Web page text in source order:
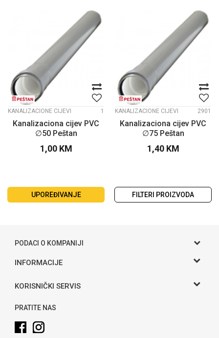
KANALIZACIONE CIJEVI 1
Kanalizaciona cijev PVC
∅50 Peštan
1,00 KM
KANALIZACIONE CIJEVI 2901
Kanalizaciona cijev PVC
∅75 Peštan
1,40 KM
UPOREĐIVANJE FILTERI PROIZVODA
PODACI O KOMPANIJI
Gama S doo
Adresa
Telefon:
Email:
INFORMACIJE
O nama
KORISNIČKI SERVIS
Uslovi korišćenja i prodaje
Kako kupiti
PRATITE NAS